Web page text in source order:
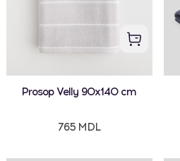
Prosop Velly 90x140 cm
765 MDL